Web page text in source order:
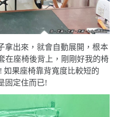
拿出來，就會自動展開，根本
在座椅後背上，剛剛好我的椅
如果座椅靠背寬度比較短的
固定住而已!